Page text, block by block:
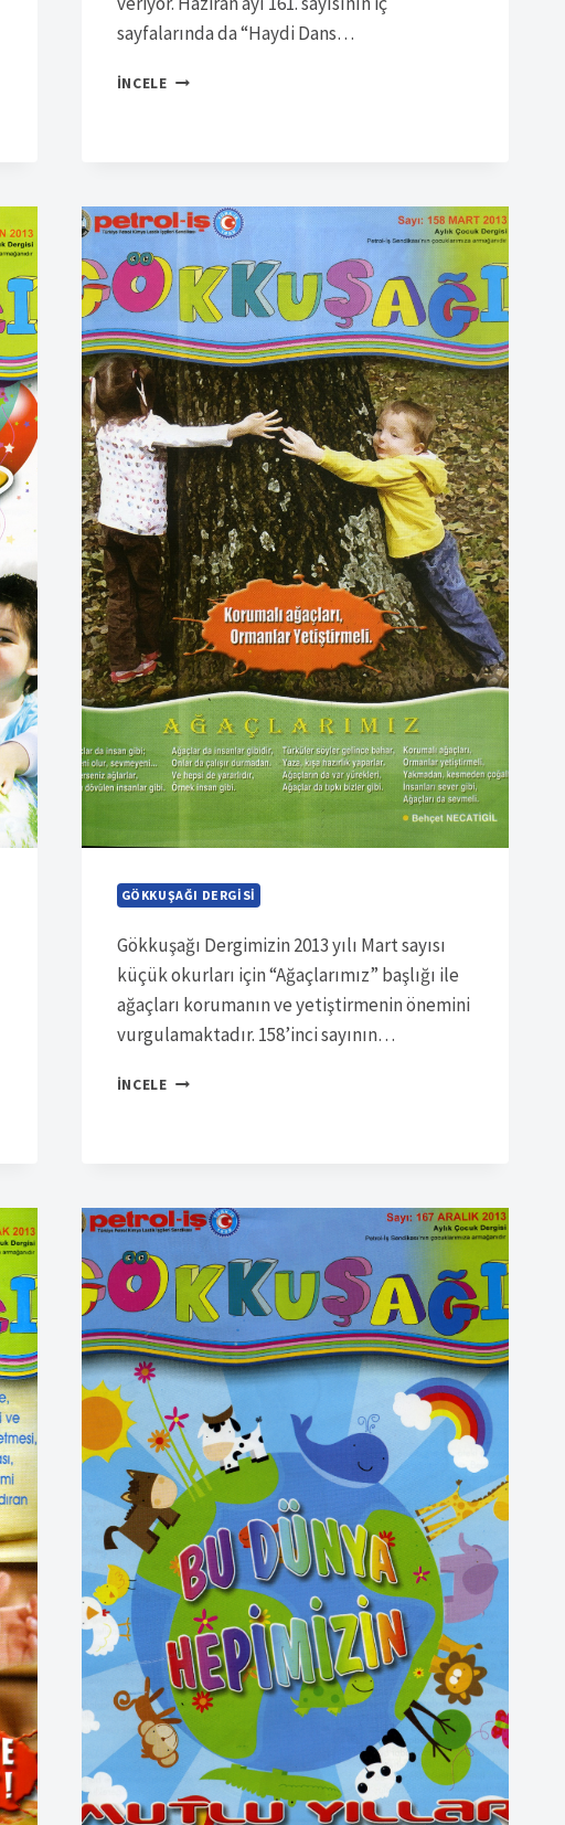
sayfalarında da “Haydi Dans…
İNCELESÜRELI
GÖKKUŞAĞI DERGISI
Gökkuşağı Dergimizin 2013 yılı Mart sayısı
küçük okurları için “Ağaçlarımız” başlığı ile
ağaçları korumanın ve yetiştirmenin önemini
vurgulamaktadır. 158’inci sayının…
İNCELESÜRELI